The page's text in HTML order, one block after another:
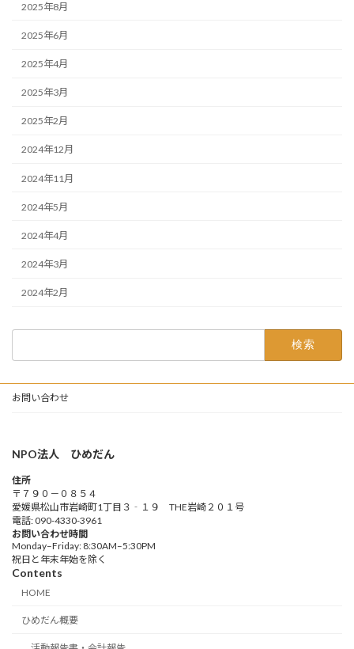
2025年8月
2025年6月
2025年4月
2025年3月
2025年2月
2024年12月
2024年11月
2024年5月
2024年4月
2024年3月
2024年2月
お問い合わせ
NPO法人 ひめだん
住所
〒７９０－０８５４
愛媛県松山市岩崎町1丁目３‐１９ THE岩崎２０１号
電話: 090-4330-3961
お問い合わせ時間
Monday–Friday: 8:30AM–5:30PM
祝日と年末年始を除く
Contents
HOME
ひめだん概要